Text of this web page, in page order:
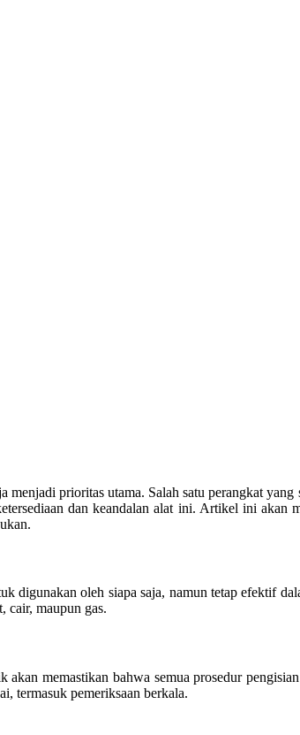
prioritas utama. Salah satu perangkat yang
dan keandalan alat ini. Artikel ini akan
oleh siapa saja, namun tetap efektif
cair, maupun gas.
memastikan bahwa semua prosedur
termasuk pemeriksaan berkala.